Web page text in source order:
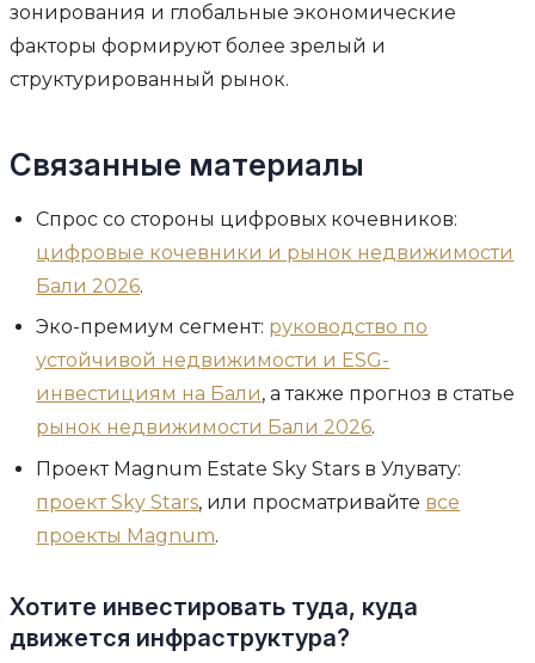
зонирования и глобальные экономические
факторы формируют более зрелый и
структурированный рынок.
Связанные материалы
Спрос со стороны цифровых кочевников:
цифровые кочевники и рынок недвижимости
Бали 2026.
Эко-премиум сегмент: руководство по
устойчивой недвижимости и ESG-
инвестициям на Бали, а также прогноз в статье
рынок недвижимости Бали 2026.
Проект Magnum Estate Sky Stars в Улувату:
проект Sky Stars, или просматривайте все
проекты Magnum.
Хотите инвестировать туда, куда
движется инфраструктура?